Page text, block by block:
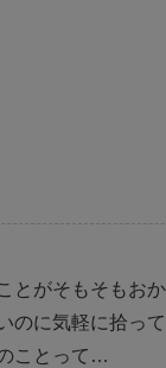
とがそもそもおか
のに気軽に拾って
ことって…